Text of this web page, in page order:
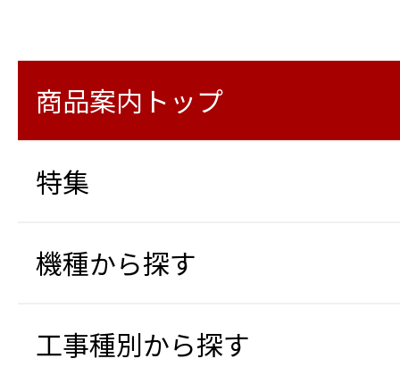
商品案内トップ
特集
機種から探す
工事種別から探す